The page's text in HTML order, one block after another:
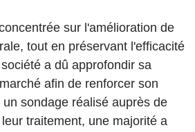
sur l'amélioration de
tout en préservant l'efficacité
a dû approfondir sa
afin de renforcer son
sondage réalisé auprès de
traitement, une majorité a